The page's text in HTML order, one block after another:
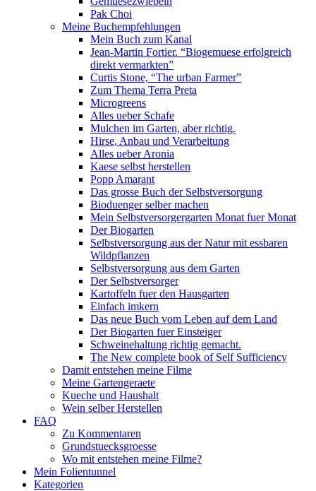
Pak Choi
Meine Buchempfehlungen
Mein Buch zum Kanal
Jean-Martin Fortier. “Biogemuese erfolgreich
direkt vermarkten”
Curtis Stone, “The urban Farmer”
Zum Thema Terra Preta
Microgreens
Alles ueber Schafe
Mulchen im Garten, aber richtig.
Hirse, Anbau und Verarbeitung
Alles ueber Aronia
Kaese selbst herstellen
Popp Amarant
Das grosse Buch der Selbstversorgung
Bioduenger selber machen
Mein Selbstversorgergarten Monat fuer Monat
Der Biogarten
Selbstversorgung aus der Natur mit essbaren
Wildpflanzen
Selbstversorgung aus dem Garten
Der Selbstversorger
Kartoffeln fuer den Hausgarten
Einfach imkern
Das neue Buch vom Leben auf dem Land
Der Biogarten fuer Einsteiger
Schweinehaltung richtig gemacht.
The New complete book of Self Sufficiency
Damit entstehen meine Filme
Meine Gartengeraete
Kueche und Haushalt
Wein selber Herstellen
FAQ
Zu Kommentaren
Grundstuecksgroesse
Wo mit entstehen meine Filme?
Mein Folientunnel
Kategorien